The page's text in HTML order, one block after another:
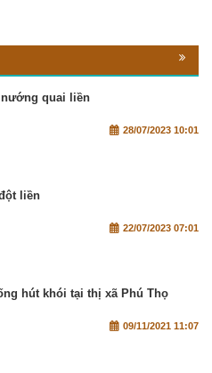
nướng quai liền
28/07/2023 10:01
liền
22/07/2023 07:01
hút khói tại thị xã Phú Thọ
09/11/2021 11:07